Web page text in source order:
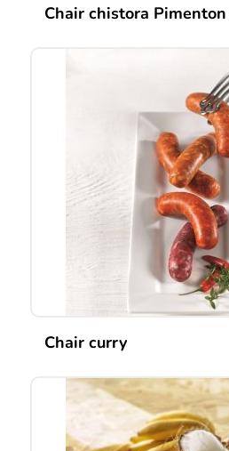
Chair chistora
Chair curry